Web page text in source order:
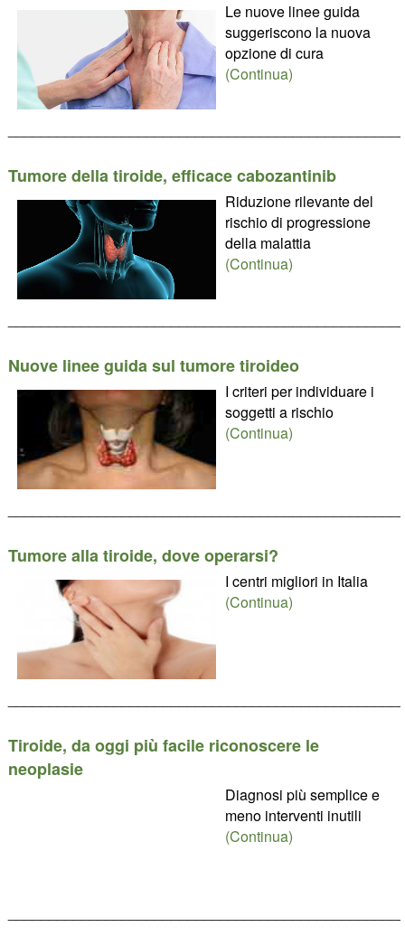
Le nuove linee guida
suggeriscono la nuova
opzione di cura
(Continua)
Tumore della tiroide, efficace cabozantinib
Riduzione rilevante del
rischio di progressione
della malattia
(Continua)
Nuove linee guida sul tumore tiroideo
I criteri per individuare i
soggetti a rischio
(Continua)
Tumore alla tiroide, dove operarsi?
I centri migliori in Italia
(Continua)
Tiroide, da oggi più facile riconoscere le
neoplasie
Diagnosi più semplice e
meno interventi inutili
(Continua)